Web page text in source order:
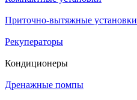
Приточно-вытяжные установки
Рекуператоры
Кондиционеры
Дренажные помпы